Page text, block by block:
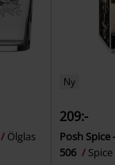
Ölglas
Ny
209:-
Posh Spice
506